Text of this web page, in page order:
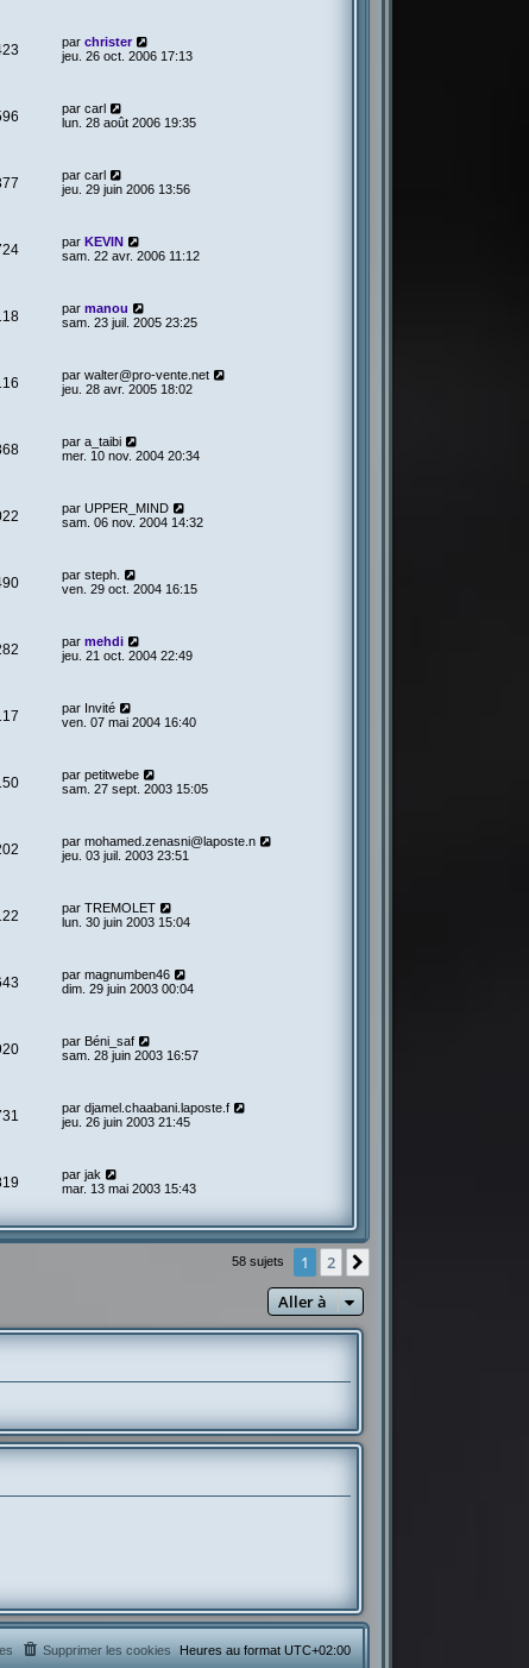
par christer
jeu. 26 oct. 2006 17:13
par carl
lun. 28 août 2006 19:35
par carl
jeu. 29 juin 2006 13:56
par KEVIN
sam. 22 avr. 2006 11:12
par manou
sam. 23 juil. 2005 23:25
par walter@pro-vente.net
jeu. 28 avr. 2005 18:02
par a_taibi
mer. 10 nov. 2004 20:34
par UPPER_MIND
sam. 06 nov. 2004 14:32
par steph.
ven. 29 oct. 2004 16:15
par mehdi
jeu. 21 oct. 2004 22:49
par Invité
ven. 07 mai 2004 16:40
par petitwebe
sam. 27 sept. 2003 15:05
par mohamed.zenasni@laposte.n
jeu. 03 juil. 2003 23:51
par TREMOLET
lun. 30 juin 2003 15:04
par magnumben46
dim. 29 juin 2003 00:04
par Béni_saf
sam. 28 juin 2003 16:57
par djamel.chaabani.laposte.f
jeu. 26 juin 2003 21:45
par jak
mar. 13 mai 2003 15:43
58 sujets 1 2
Aller à
Heures au format UTC+02:00
Supprimer les cookies